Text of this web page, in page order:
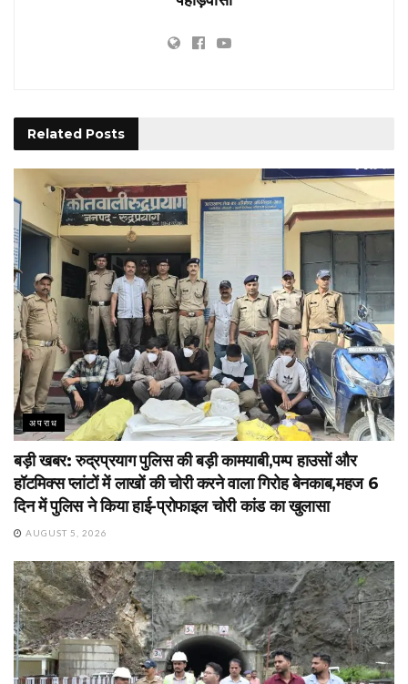
Related Posts
अपराध
बड़ी खबर: रुद्रप्रयाग पुलिस की बड़ी कामयाबी,पम्प हाउसों और
हॉटमिक्स प्लांटों में लाखों की चोरी करने वाला गिरोह बेनकाब,महज 6
दिन में पुलिस ने किया हाई-प्रोफाइल चोरी कांड का खुलासा
AUGUST 5, 2026